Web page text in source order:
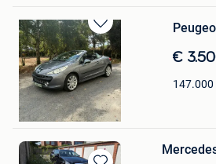
Bewaren
in
Mijn
Favorieten
€
147.000
tony
Meulebeke